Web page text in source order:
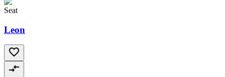
Seat
Leon